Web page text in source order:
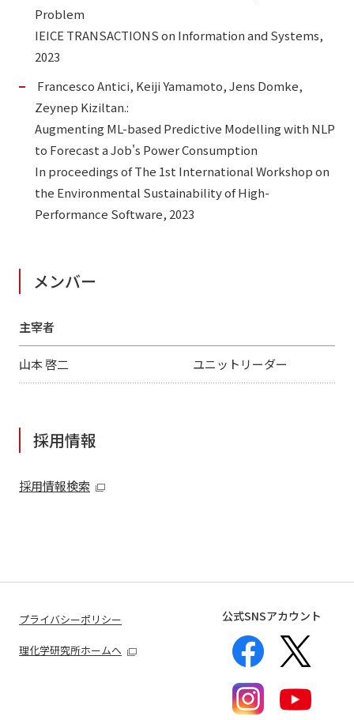
Problem
IEICE TRANSACTIONS on Information and Systems,
2023
Francesco Antici, Keiji Yamamoto, Jens Domke,
Zeynep Kiziltan.:
Augmenting ML-based Predictive Modelling with NLP
to Forecast a Job's Power Consumption
In proceedings of The 1st International Workshop on
the Environmental Sustainability of High-
Performance Software, 2023
メンバー
主宰者
山本 啓二 ユニットリーダー
採用情報
採用情報検索
プライバシーポリシー
理化学研究所ホームへ
公式SNSアカウント